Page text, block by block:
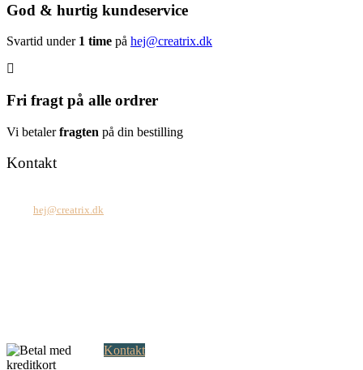
God & hurtig kundeservice
Svartid under 1 time på hej@creatrix.dk
Fri fragt på alle ordrer
Vi betalerfragten på din bestilling
Kontakt
hej@creatrix.dk
Kontakt